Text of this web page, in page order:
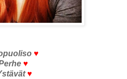
♥
♥
♥